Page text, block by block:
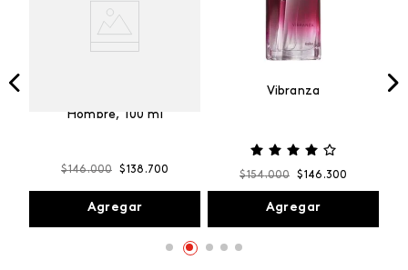
Hombre, 100 ml
$146.000 $138 .700
Agregar
Vibranza
$154.000 $146 .300
Agregar